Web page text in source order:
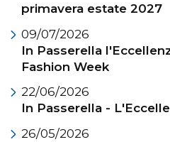
primavera estate 2027
09/07/2026
In Passerella
Fashion Week
22/06/2026
In Passerella -
26/05/2026